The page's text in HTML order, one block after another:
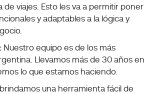
de viajes. Esto les va a permitir poner
y adaptables a la lógica y
Nuestro equipo es de los más
Llevamos más de 30 años en
lo que estamos haciendo.
una herramienta fácil de